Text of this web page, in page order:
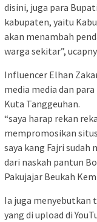
disini, juga para
kabupaten, yaitu
akan menambah
warga sekitar”,
Influencer Elhan
media media dan
Kuta Tanggeuhan.
“saya harap rekan
mempromosikan
saya kang Fajri
dari naskah pantun
Pakujajar Beukah
Ia juga menyebutkan
yang di upload di